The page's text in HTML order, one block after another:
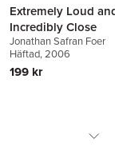
Extremely Loud
Incredibly Close
Jonathan Safran Foer
Häftad, 2006
199 kr